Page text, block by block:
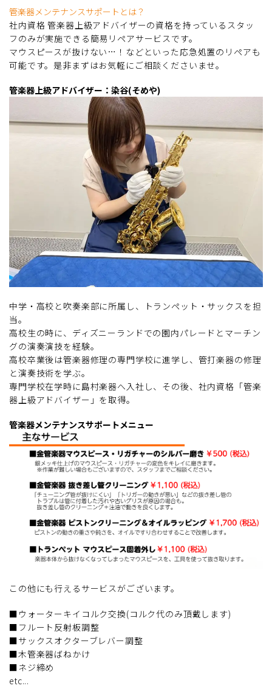
管楽器メンテナンスサポートとは？
社内資格 管楽器上級アドバイザーの資格を持っているスタッ
フのみが実施できる簡易リペアサービスです。
マウスピースが抜けない…！などといった応急処置のリペアも
可能です。是非まずはお気軽にご相談くださいませ。
管楽器上級アドバイザー：染谷(そめや)
中学・高校と吹奏楽部に所属し、トランペット・サックスを担
当。
高校生の時に、ディズニーランドでの園内パレードとマーチン
グの演奏演技を経験。
高校卒業後は管楽器修理の専門学校に進学し、管打楽器の修理
と演奏技術を学ぶ。
専門学校在学時に島村楽器へ入社し、その後、社内資格「管楽
器上級アドバイザー」を取得。
管楽器メンテナンスサポートメニュー
この他にも行えるサービスがございます。
■ウォーターキイコルク交換(コルク代のみ頂戴します)
■フルート反射板調整
■サックスオクターブレバー調整
■木管楽器ばねかけ
■ネジ締め
etc...